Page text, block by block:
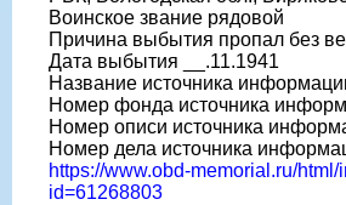
Воинское звание рядовой
Причина выбытия пропал без
Дата выбытия __.11.1941
Название источника
Номер фонда источника
Номер описи источника
Номер дела источника
https://www.obd-memorial.ru/html/
id=61268803